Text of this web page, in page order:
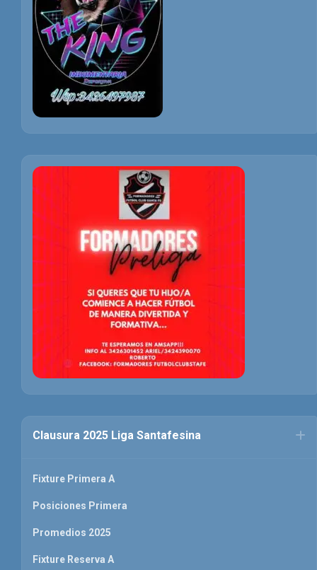
Clausura 2025 Liga Santafesina
Fixture Primera A
Posiciones Primera
Promedios 2025
Fixture Reserva A